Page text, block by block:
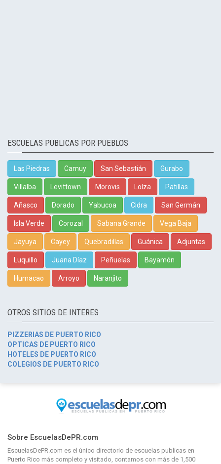
ESCUELAS PUBLICAS POR PUEBLOS
Las Piedras Camuy San Sebastián Gurabo
Villalba Levittown Morovis Loíza Patillas
Añasco Dorado Yabucoa Cidra San Germán
Isla Verde Corozal Sabana Grande Vega Baja
Jayuya Cayey Quebradillas Guánica Adjuntas
Luquillo Juana Díaz Peñuelas Bayamón
Humacao Arroyo Naranjito
OTROS SITIOS DE INTERES
PIZZERIAS DE PUERTO RICO
OPTICAS DE PUERTO RICO
HOTELES DE PUERTO RICO
COLEGIOS DE PUERTO RICO
Sobre EscuelasDePR.com
EscuelasDePR.com es el único directorio de escuelas publicas en
Puerto Rico más completo y visitado, contamos con más de 1,500